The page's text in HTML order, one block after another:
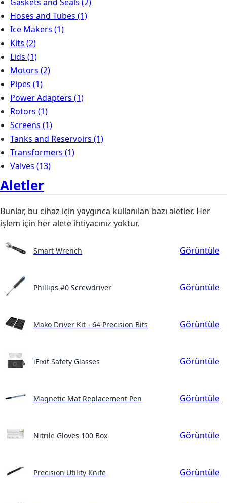
Hoses and Tubes (1)
Ice Makers (1)
Kits (2)
Lids (1)
Motors (2)
Pipes (1)
Power Adapters (1)
Rotors (1)
Screens (1)
Tanks and Reservoirs (1)
Transformers (1)
Valves (13)
Aletler
Bunlar, bu cihaz için yaygınca kullanılan bazı aletler. Her
işlem için her alete ihtiyacınız yoktur.
Smart Wrench Görüntüle
Phillips #0 Screwdriver Görüntüle
Mako Driver Kit - 64 Precision Bits Görüntüle
iFixit Safety Glasses Görüntüle
Magnetic Mat Replacement Pen Görüntüle
Nitrile Gloves 100 Box Görüntüle
Precision Utility Knife Görüntüle